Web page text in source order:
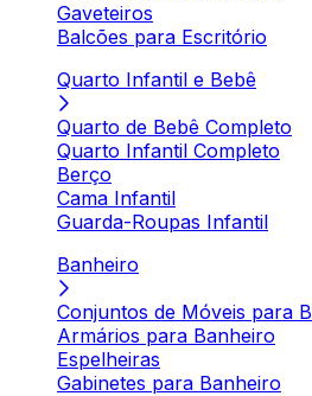
Gaveteiros
Balcões para Escritório
Quarto Infantil e Bebê
Quarto de Bebê Completo
Quarto Infantil Completo
Berço
Cama Infantil
Guarda-Roupas Infantil
Banheiro
Conjuntos de Móveis para
Armários para Banheiro
Espelheiras
Gabinetes para Banheiro